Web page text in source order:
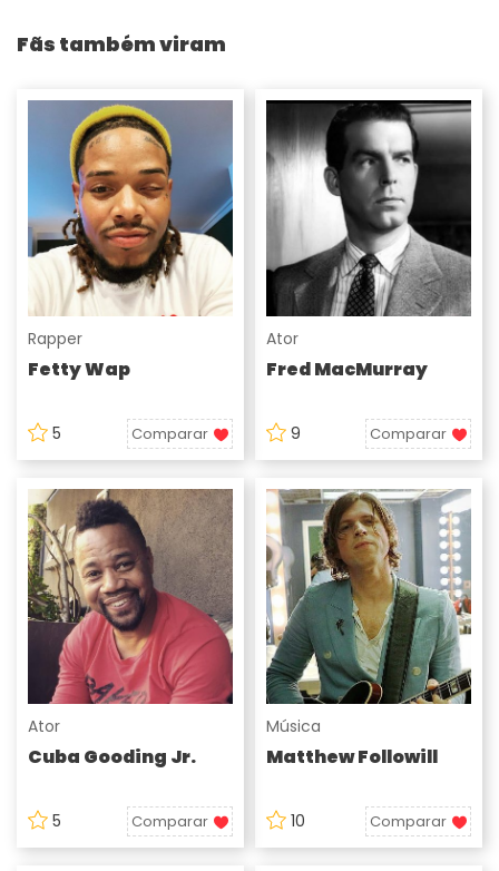
Fãs também viram
Rapper
Fetty Wap
5 Comparar
Ator
Fred MacMurray
9 Comparar
Ator
Cuba Gooding Jr.
5 Comparar
Música
Matthew Followill
10 Comparar